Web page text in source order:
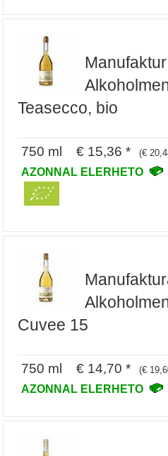
Teasecco, bio
750 ml € 15,36 * (€
AZONNAL ELERHETO
Cuvee 15
750 ml € 14,70 * (€
AZONNAL ELERHETO